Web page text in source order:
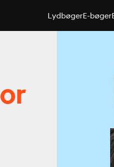
LydbøgerE-bøger